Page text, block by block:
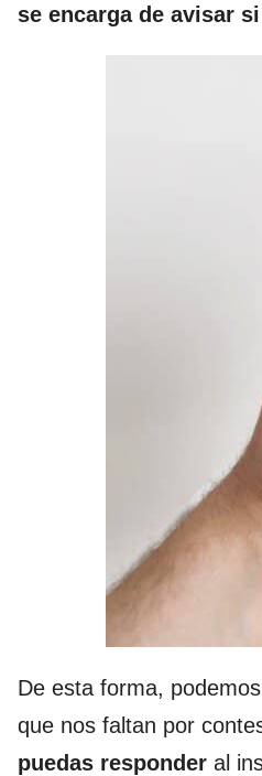
se encarga de avisar
De esta forma,
que nos faltan por
puedas responder al